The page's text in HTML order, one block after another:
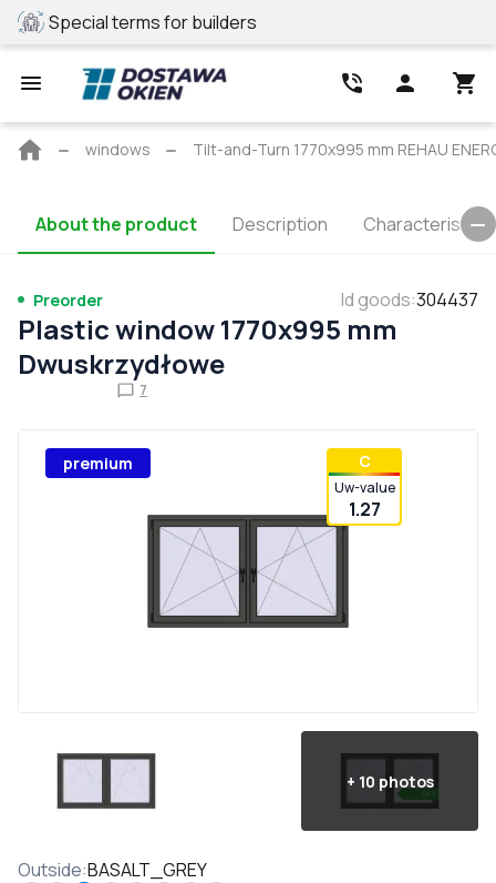
Special terms for builders
Main
windows Tilt-and-Turn 1770x995 mm REHAU
About the product Description Characteristics
Preorder Id goods:304437
Plastic window 1770x995 mm
Dwuskrzydłowe
7
premium С
Uw-value
1.27
+ 10 photos
Outside:BASALT_GREY